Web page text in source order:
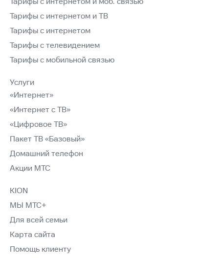
Тарифы с интернетом и ТВ
Тарифы с интернетом
Тарифы с телевидением
Тарифы с мобильной связью
Услуги
«Интернет»
«Интернет с ТВ»
«Цифровое ТВ»
Пакет ТВ «Базовый»
Домашний телефон
Акции МТС
KION
МЫ МТС+
Для всей семьи
Карта сайта
Помощь клиенту